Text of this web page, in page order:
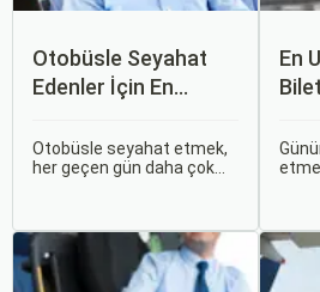
Otobüsle Seyahat
Edenler İçin En
İpuçları
Otobüsle seyahat etmek,
her geçen gün daha çok
İçin En Konforlu Rotalar ve
İpuçları başlıklı bu
rehberde, otobüs
En